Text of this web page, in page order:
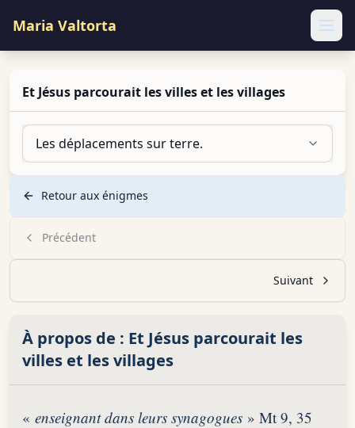
Maria Valtorta
Et Jésus parcourait les villes et les villages
Les déplacements sur terre.
Retour aux énigmes
Précédent
Suivant
À propos de : Et Jésus parcourait les
villes et les villages
« enseignant dans leurs synagogues » Mt 9, 35